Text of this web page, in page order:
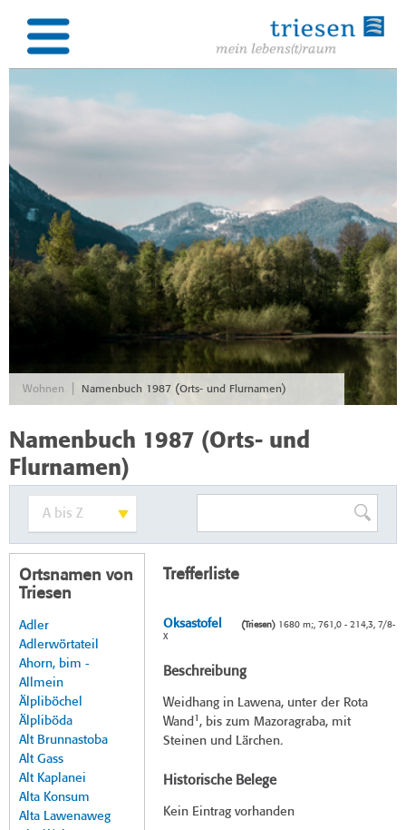
Wohnen Namenbuch 1987 (Orts- und Flurnamen)
Namenbuch 1987 (Orts- und
Flurnamen)
Ortsnamen von
Triesen
Adler
Adlerwörtateil
Ahorn, bim -
Allmein
Älpliböchel
Älpliböda
Alt Brunnastoba
Alt Gass
Alt Kaplanei
Alta Konsum
Alta Lawenaweg
Trefferliste
Oksastofel (Triesen)1680 m;, 761,0 - 214,3, 7/8-
X
Beschreibung
Weidhang in Lawena, unter der Rota
Wand1 , bis zum Mazoragraba, mit
Steinen und Lärchen.
Historische Belege
Kein Eintrag vorhanden